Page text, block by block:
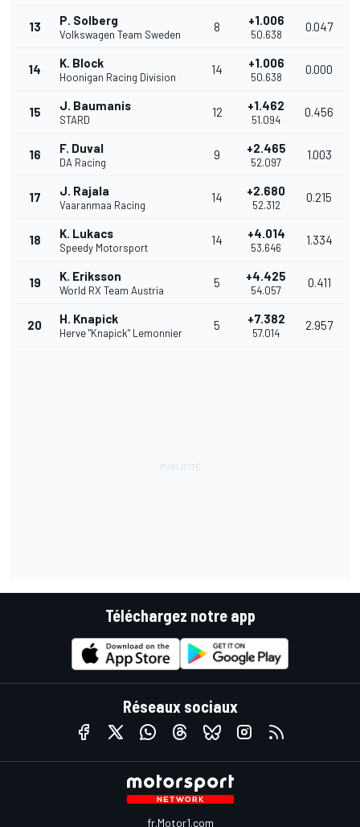
13 P. Solberg
Volkswagen Team Sweden
8 +1.006
50.638
0.047
14 K. Block
Hoonigan Racing Division
14 +1.006
50.638
0.000
15 J. Baumanis
STARD
12 +1.462
51.094
0.456
16 F. Duval
DA Racing
9 +2.465
52.097
1.003
17 J. Rajala
Vaaranmaa Racing
14 +2.680
52.312
0.215
18 K. Lukacs
Speedy Motorsport
14 +4.014
53.646
1.334
19 K. Eriksson
World RX Team Austria
5 +4.425
54.057
0.411
20 H. Knapick
Herve "Knapick" Lemonnier
5 +7.382
57.014
2.957
Téléchargez notre app
Réseaux sociaux
fr.Motor1.com